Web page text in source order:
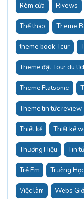
Rèm cửa Rivews
Thể thao Theme
theme book Tour
Theme đặt Tour du
Theme Flatsome
Theme tin tức review
Thiết kế Thiết kế
Thương Hiệu Tin
Trẻ Em Trường Học
Việc làm Webs